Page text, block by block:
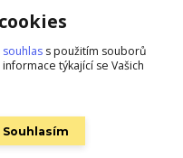
souhlas s použitím souborů
týkající se Vašich
Souhlasím